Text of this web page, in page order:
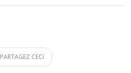
PARTAGEZ CECI